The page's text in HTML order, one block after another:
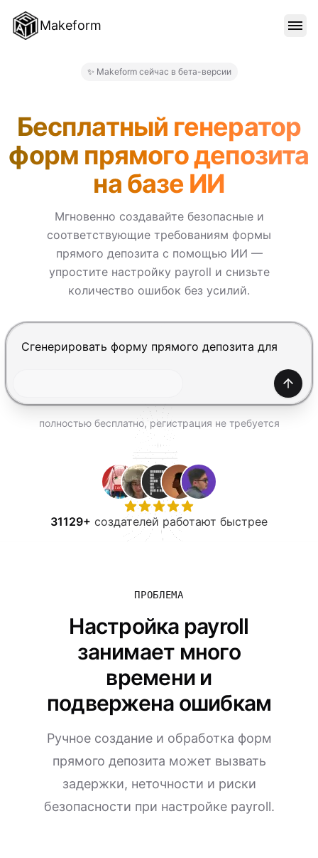
Makeform
БЛОГ
ЦЕНЫ
ВОЙТИ
ПОПРОБОВАТЬ БЕСПЛАТНО
✨ Makeform сейчас в бета-версии
Бесплатный генератор
форм прямого депозита
на базе ИИ
Мгновенно создавайте безопасные и
соответствующие требованиям формы
прямого депозита с помощью ИИ —
упростите настройку payroll и снизьте
количество ошибок без усилий.
Нажмите Enter, чтобы отправить, Shift+Enter —
полностью бесплатно, регистрация не требуется
31129+ создателей работают быстрее
ПРОБЛЕМА
Настройка payroll
занимает много
времени и
подвержена ошибкам
Ручное создание и обработка форм
прямого депозита может вызвать
задержки, неточности и риски
безопасности при настройке payroll.